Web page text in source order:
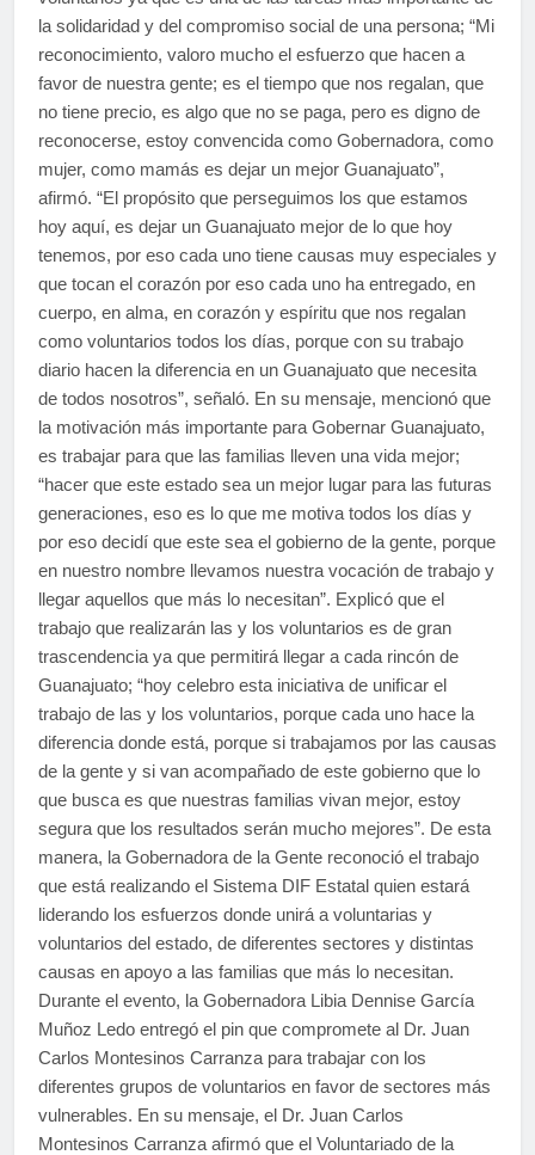
la solidaridad y del compromiso social de una persona; “Mi
reconocimiento, valoro mucho el esfuerzo que hacen a
favor de nuestra gente; es el tiempo que nos regalan, que
no tiene precio, es algo que no se paga, pero es digno de
reconocerse, estoy convencida como Gobernadora, como
mujer, como mamás es dejar un mejor Guanajuato”,
afirmó. “El propósito que perseguimos los que estamos
hoy aquí, es dejar un Guanajuato mejor de lo que hoy
tenemos, por eso cada uno tiene causas muy especiales y
que tocan el corazón por eso cada uno ha entregado, en
cuerpo, en alma, en corazón y espíritu que nos regalan
como voluntarios todos los días, porque con su trabajo
diario hacen la diferencia en un Guanajuato que necesita
de todos nosotros”, señaló. En su mensaje, mencionó que
la motivación más importante para Gobernar Guanajuato,
es trabajar para que las familias lleven una vida mejor;
“hacer que este estado sea un mejor lugar para las futuras
generaciones, eso es lo que me motiva todos los días y
por eso decidí que este sea el gobierno de la gente, porque
en nuestro nombre llevamos nuestra vocación de trabajo y
llegar aquellos que más lo necesitan”. Explicó que el
trabajo que realizarán las y los voluntarios es de gran
trascendencia ya que permitirá llegar a cada rincón de
Guanajuato; “hoy celebro esta iniciativa de unificar el
trabajo de las y los voluntarios, porque cada uno hace la
diferencia donde está, porque si trabajamos por las causas
de la gente y si van acompañado de este gobierno que lo
que busca es que nuestras familias vivan mejor, estoy
segura que los resultados serán mucho mejores”. De esta
manera, la Gobernadora de la Gente reconoció el trabajo
que está realizando el Sistema DIF Estatal quien estará
liderando los esfuerzos donde unirá a voluntarias y
voluntarios del estado, de diferentes sectores y distintas
causas en apoyo a las familias que más lo necesitan.
Durante el evento, la Gobernadora Libia Dennise García
Muñoz Ledo entregó el pin que compromete al Dr. Juan
Carlos Montesinos Carranza para trabajar con los
diferentes grupos de voluntarios en favor de sectores más
vulnerables. En su mensaje, el Dr. Juan Carlos
Montesinos Carranza afirmó que el Voluntariado de la